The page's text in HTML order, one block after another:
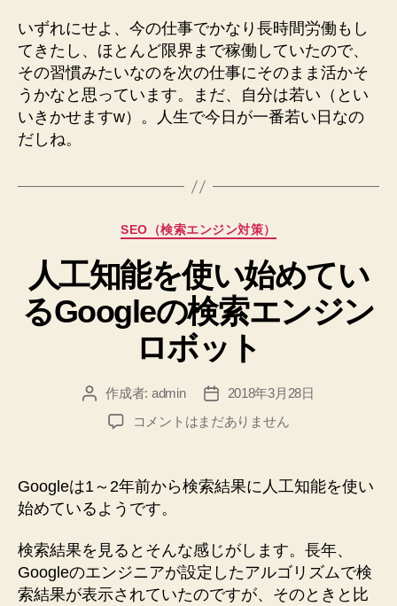
いずれにせよ、今の仕事でかなり長時間労働もし
てきたし、ほとんど限界まで稼働していたので、
その習慣みたいなのを次の仕事にそのまま活かそ
うかなと思っています。まだ、自分は若い（とい
いきかせますw）。人生で今日が一番若い日なの
だしね。
カ
ゴ
リ
ー
SEO（検索エンジン対策）
人工知能を使い始めてい
るGoogleの検索エンジン
ロボット
投 作成者: admin
投
稿
日
2018年3月28日
人
能
を
使
始
め
て
コメントはまだありません
Googleは1～2年前から検索結果に人工知能を使い
始めているようです。
検索結果を見るとそんな感じがします。長年、
Googleのエンジニアが設定したアルゴリズムで検
索結果が表示されていたのですが、そのときと比